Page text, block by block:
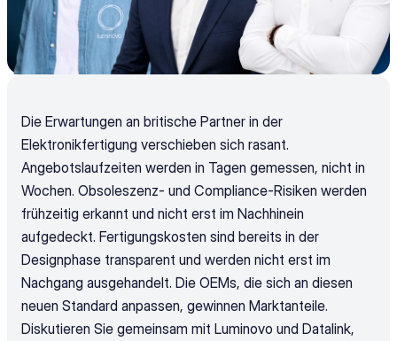
Die Erwartungen an britische Partner in der
Elektronikfertigung verschieben sich rasant.
Angebotslaufzeiten werden in Tagen gemessen, nicht in
Wochen. Obsoleszenz- und Compliance-Risiken werden
frühzeitig erkannt und nicht erst im Nachhinein
aufgedeckt. Fertigungskosten sind bereits in der
Designphase transparent und werden nicht erst im
Nachgang ausgehandelt. Die OEMs, die sich an diesen
neuen Standard anpassen, gewinnen Marktanteile.
Diskutieren Sie gemeinsam mit Luminovo und Datalink,